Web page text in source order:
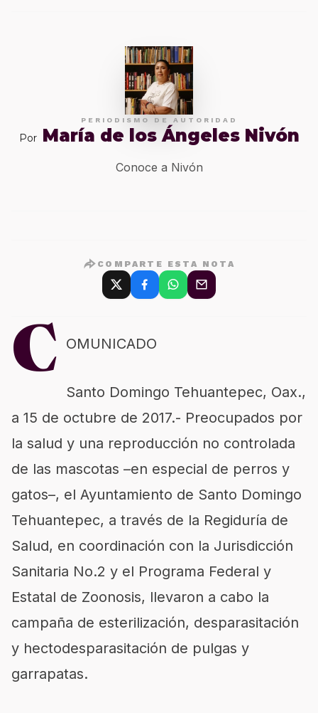
PERIODISMO DE AUTORIDAD
Por María de los Ángeles Nivón
Conoce a Nivón
COMPARTE ESTA NOTA
C OMUNICADO
Santo Domingo Tehuantepec, Oax.,
a 15 de octubre de 2017.- Preocupados por
la salud y una reproducción no controlada
de las mascotas –en especial de perros y
gatos–, el Ayuntamiento de Santo Domingo
Tehuantepec, a través de la Regiduría de
Salud, en coordinación con la Jurisdicción
Sanitaria No.2 y el Programa Federal y
Estatal de Zoonosis, llevaron a cabo la
campaña de esterilización, desparasitación
y hectodesparasitación de pulgas y
garrapatas.